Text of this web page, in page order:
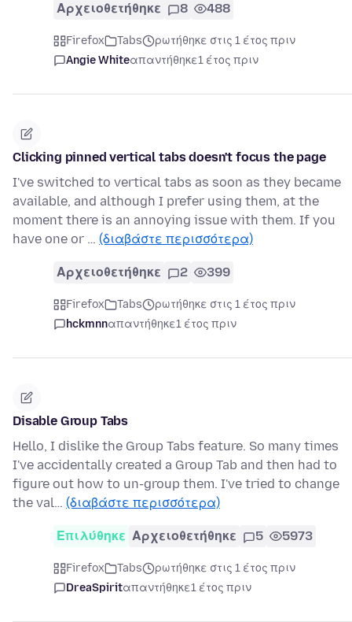
Αρχειοθετήθηκε 8 488
Firefox Tabs
ρωτήθηκε στις 1 έτος πριν
Angie Whiteαπαντήθηκε1 έτος πριν
Clicking pinned vertical tabs doesn't focus the page
I've switched to vertical tabs as soon as they became
available, and although I prefer using them, at the
moment there is an annoying issue with them. If you
have one or … (διαβάστε περισσότερα)
Αρχειοθετήθηκε 2 399
Firefox Tabs
ρωτήθηκε στις 1 έτος πριν
hckmnnαπαντήθηκε1 έτος πριν
Disable Group Tabs
Hello, I dislike the Group Tabs feature. So many times
I've accidentally created a Group Tab and then had to
figure out how to un-group them. I've tried to change
the val… (διαβάστε περισσότερα)
Επιλύθηκε Αρχειοθετήθηκε 5 5973
Firefox Tabs
ρωτήθηκε στις 1 έτος πριν
DreaSpiritαπαντήθηκε1 έτος πριν